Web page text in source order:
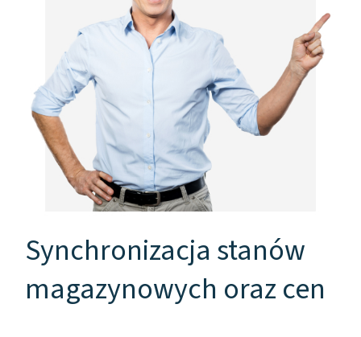
Synchronizacja stanów
magazynowych oraz cen